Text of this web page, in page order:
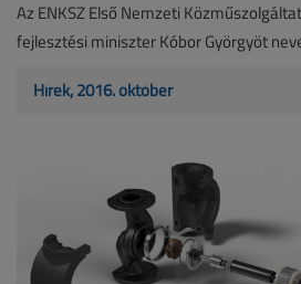
Az ENKSZ Első Nemzeti
fejlesztési miniszter Kóbor Györgyöt
Hírek, 2016. október